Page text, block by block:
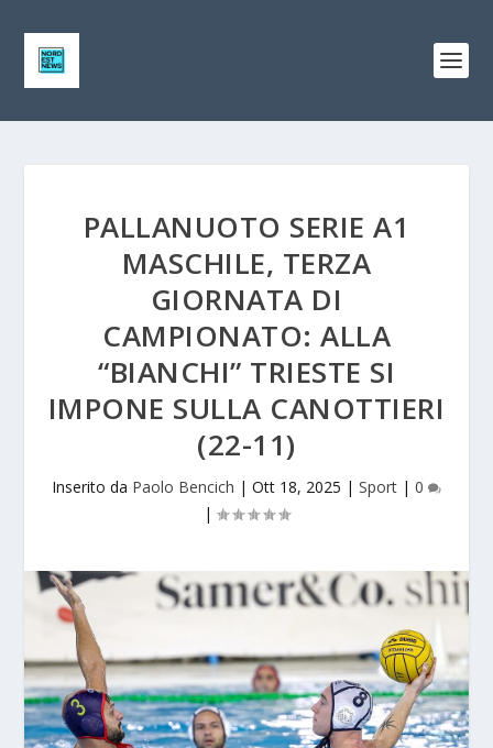
PALLANUOTO SERIE A1
MASCHILE, TERZA
GIORNATA DI
CAMPIONATO: ALLA
“BIANCHI” TRIESTE SI
IMPONE SULLA CANOTTIERI
(22-11)
Inserito da Paolo Bencich | Ott 18, 2025 | Sport | 0
|